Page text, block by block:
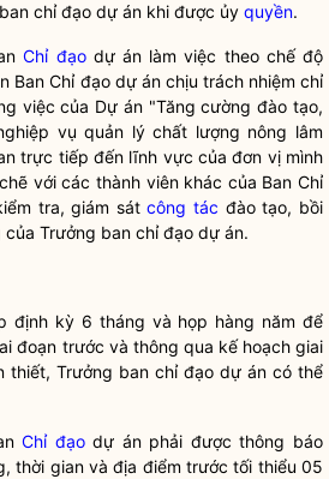
chỉ đạo dự án khi được ủy quyền.
Chỉ đạodự án làm việc theo chế độ
BanChỉ đạodự án chịu trách nhiệmchỉ
việc của Dự án "Tăng cường đào tạo,
vụ quản lý chất lượng nông lâm
trực tiếp đến lĩnh vực của đơn vị mình
với các thành viên khác của Ban Chỉ
tra, giám sátcông tác đào tạo, bồi
Trưởng ban chỉ đạo dự án.
định kỳ 6 tháng và họp hàng năm để
đoạn trước và thông qua kế hoạch giai
thiết, Trưởng ban chỉ đạo dự án có thể
Chỉ đạodự án phải được thông báo
thời gian và địa điểm trước tối thiểu 05